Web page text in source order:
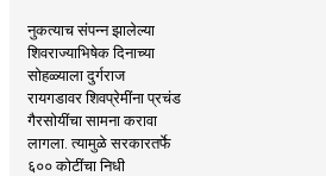
नुकत्याच संपन्न झालेल्या
शिवराज्याभिषेक दिनाच्या
सोहळ्याला दुर्गराज
रायगडावर शिवप्रेमींना प्रचंड
गैरसोयींचा सामना करावा
लागला. त्यामुळे सरकारतर्फे
६०० कोटींचा निधी